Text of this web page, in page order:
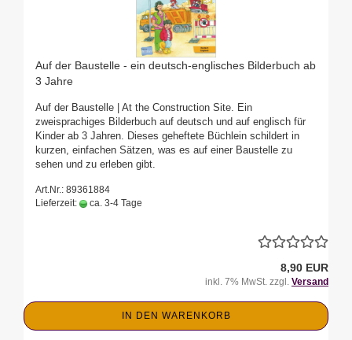
Auf der Baustelle - ein deutsch-englisches Bilderbuch ab
3 Jahre
Auf der Baustelle | At the Construction Site. Ein
zweisprachiges Bilderbuch auf deutsch und auf englisch für
Kinder ab 3 Jahren. Dieses geheftete Büchlein schildert in
kurzen, einfachen Sätzen, was es auf einer Baustelle zu
sehen und zu erleben gibt.
Art.Nr.: 89361884
Lieferzeit:
ca. 3-4 Tage
8,90 EUR
inkl. 7% MwSt. zzgl. Versand
IN DEN WARENKORB